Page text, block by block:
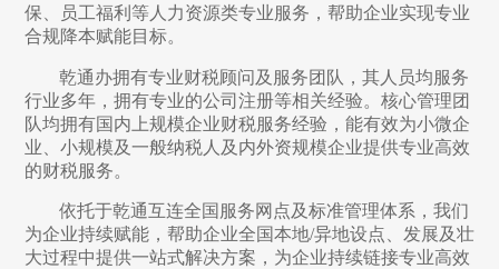
保、员工福利等人力资源类专业服务，帮助企业实现专业
合规降本赋能目标。
乾通办拥有专业财税顾问及服务团队，其人员均服务
行业多年，拥有专业的公司注册等相关经验。核心管理团
队均拥有国内上规模企业财税服务经验，能有效为小微企
业、小规模及一般纳税人及内外资规模企业提供专业高效
的财税服务。
依托于乾通互连全国服务网点及标准管理体系，我们
为企业持续赋能，帮助企业全国本地/异地设点、发展及壮
大过程中提供一站式解决方案，为企业持续链接专业高效